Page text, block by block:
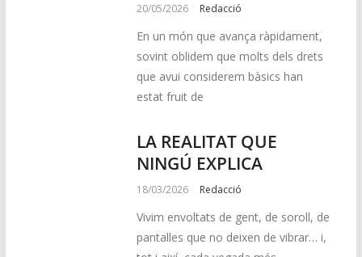
20/05/2026 Redacció
En un món que avança ràpidament,
sovint oblidem que molts dels drets
que avui considerem bàsics han
estat fruit de
LA REALITAT QUE
NINGÚ EXPLICA
18/03/2026 Redacció
Vivim envoltats de gent, de soroll, de
pantalles que no deixen de vibrar… i,